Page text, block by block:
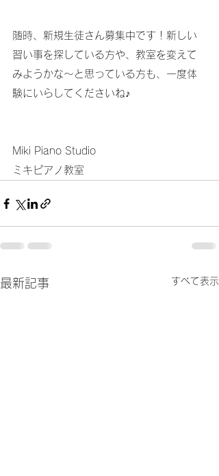
随時、新規生徒さん募集中です！新しい
習い事を探している方や、教室を変えて
みようかな～と思っている方も、一度体
験にいらしてくださいね♪
Miki Piano Studio
ミキピアノ教室
最新記事 すべて表示